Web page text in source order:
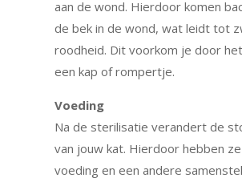
aan de wond. Hierdoor komen
de bek in de wond, wat leidt tot
roodheid. Dit voorkom je door
een kap of rompertje.
Voeding
Na de sterilisatie verandert de
van jouw kat. Hierdoor hebben
voeding en een andere